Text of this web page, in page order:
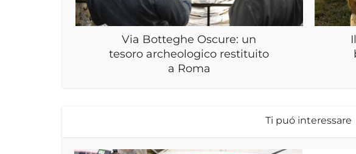
Via Botteghe Oscure: un
tesoro archeologico restituito
a Roma
Ti puó interessare